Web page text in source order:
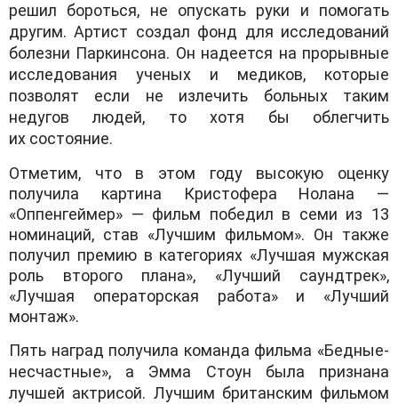
решил бороться, не опускать руки и помогать
другим. Артист создал фонд для исследований
болезни Паркинсона. Он надеется на прорывные
исследования ученых и медиков, которые
позволят если не излечить больных таким
недугов людей, то хотя бы облегчить
их состояние.
Отметим, что в этом году высокую оценку
получила картина Кристофера Нолана —
«Оппенгеймер» — фильм победил в семи из 13
номинаций, став «Лучшим фильмом». Он также
получил премию в категориях «Лучшая мужская
роль второго плана», «Лучший саундтрек»,
«Лучшая операторская работа» и «Лучший
монтаж».
Пять наград получила команда фильма «Бедные-
несчастные», а Эмма Стоун была признана
лучшей актрисой. Лучшим британским фильмом